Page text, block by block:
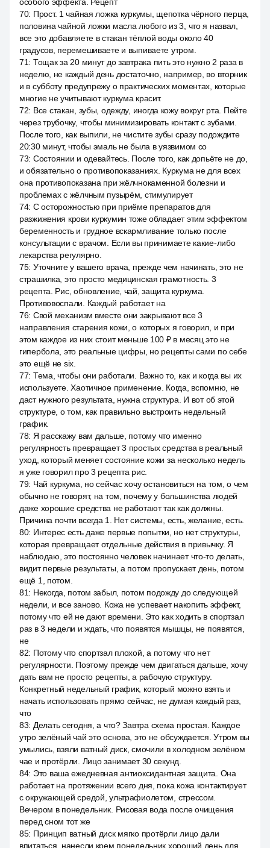
70: Прост. 1 чайная ложка куркумы, щепотка чёрного перца,
половина чайной ложки масла любого из 3, что я назвал,
все это добавляете в стакан тёплой воды около 40
градусов, перемешиваете и выпиваете утром.
71: Тощак за 20 минут до завтрака пить это нужно 2 раза в
неделю, не каждый день достаточно, например, во вторник
и в субботу предупрежу о практических моментах, которые
многие не учитывают куркума красит.
72: Все стакан, зубы, одежду, иногда кожу вокруг рта. Пейте
через трубочку, чтобы минимизировать контакт с зубами.
После того, как выпили, не чистите зубы сразу подождите
20:30 минут, чтобы эмаль не была в уязвимом со
73: Состоянии и одевайтесь. После того, как допьёте не до,
и обязательно о противопоказаниях. Куркума не для всех
она противопоказана при жёлчнокаменной болезни и
проблемах с жёлчным пузырём, стимулирует
74: С осторожностью при приёме препаратов для
разжижения крови куркумин тоже обладает этим эффектом
беременность и грудное вскармливание только после
консультации с врачом. Если вы принимаете какие-либо
лекарства регулярно.
75: Уточните у вашего врача, прежде чем начинать, это не
страшилка, это просто медицинская грамотность. 3
рецепта. Рис, обновление, чай, защита куркума.
Противовоспали. Каждый работает на
76: Свой механизм вместе они закрывают все 3
направления старения кожи, о которых я говорил, и при
этом каждое из них стоит меньше 100 ₽ в месяц это не
гипербола, это реальные цифры, но рецепты сами по себе
это ещё не six.
77: Тема, чтобы они работали. Важно то, как и когда вы их
используете. Хаотичное применение. Когда, вспомню, не
даст нужного результата, нужна структура. И вот об этой
структуре, о том, как правильно выстроить недельный
график.
78: Я расскажу вам дальше, потому что именно
регулярность превращает 3 простых средства в реальный
уход, который меняет состояние кожи за несколько недель
я уже говорил про 3 рецепта рис.
79: Чай куркума, но сейчас хочу остановиться на том, о чем
обычно не говорят, на том, почему у большинства людей
даже хорошие средства не работают так как должны.
Причина почти всегда 1. Нет системы, есть, желание, есть.
80: Интерес есть даже первые попытки, но нет структуры,
которая превращает отдельные действия в привычку. Я
наблюдаю, это постоянно человек начинает что-то делать,
видит первые результаты, а потом пропускает день, потом
ещё 1, потом.
81: Некогда, потом забыл, потом подожду до следующей
недели, и все заново. Кожа не успевает накопить эффект,
потому что ей не дают времени. Это как ходить в спортзал
раз в 3 недели и ждать, что появятся мышцы, не появятся,
не
82: Потому что спортзал плохой, а потому что нет
регулярности. Поэтому прежде чем двигаться дальше, хочу
дать вам не просто рецепты, а рабочую структуру.
Конкретный недельный график, который можно взять и
начать использовать прямо сейчас, не думая каждый раз,
что
83: Делать сегодня, а что? Завтра схема простая. Каждое
утро зелёный чай это основа, это не обсуждается. Утром вы
умылись, взяли ватный диск, смочили в холодном зелёном
чае и протёрли. Лицо занимает 30 секунд.
84: Это ваша ежедневная антиоксидантная защита. Она
работает на протяжении всего дня, пока кожа контактирует
с окружающей средой, ультрафиолетом, стрессом.
Вечером в понедельник. Рисовая вода после очищения
перед сном тот же
85: Принцип ватный диск мягко протёрли лицо дали
впитаться, нанесли крем понедельник хороший день для